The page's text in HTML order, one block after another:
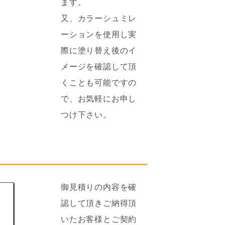
ます。
又、カラーシュミレ
ーションを使用し実
際に塗り替え後のイ
メージを確認して頂
くことも可能ですの
で、お気軽にお申し
つけ下さい。
御見積りの内容を確
認して頂きご納得頂
いたお客様とご契約